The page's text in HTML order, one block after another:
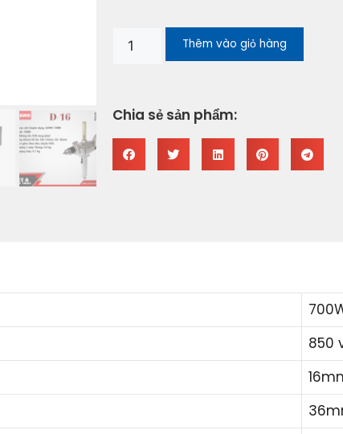
Thêm vào giỏ hàng
Chia sẻ sản phẩm:
850